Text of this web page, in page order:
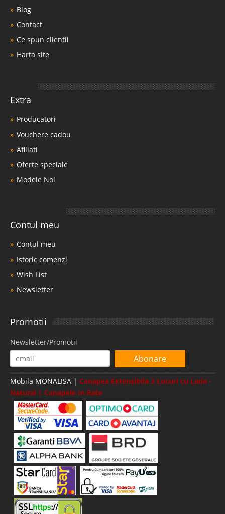
Blog
Contact
Ce spun clientii
Harta site
Extra
Producatori
Vouchere cadou
Afiliati
Oferte speciale
Modele Noi
Contul meu
Contul meu
Istoric comenzi
Wish List
Newsletter
Promotii
Newsletter/Promotii
Abonare
Mobila MONALISA | Canapea Extensibila 3 Locuri cu Lada -
Natural | Canapele In Rate